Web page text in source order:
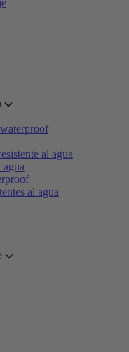
al agua
agua
al agua